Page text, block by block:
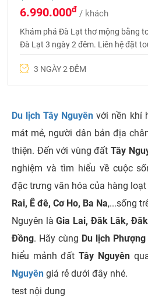
6.990.000đ / khách
Khám phá Đà Lạt thơ mộng bằng
Đà Lạt 3 ngày 2 đêm. Liên hệ đặt
này nhé. Hotline 09756 999 88
3 NGÀY 2 ĐÊM
Du lịch Tây Nguyên với nền khí
mát mẻ, người dân bản địa
thiện. Đến với vùng đất Tây
nghiệm và tìm hiểu về cuộc
đặc trưng văn hóa của hàng
Rai, Ê đê, Cơ Ho, Ba Na,...sống
Nguyên làGia Lai, Đăk Lăk,
Đồng. Hãy cùng Du lịch
hiểu mảnh đấtTây Nguyên
Nguyên giá rẻ dưới đây nhé.
test nội dung